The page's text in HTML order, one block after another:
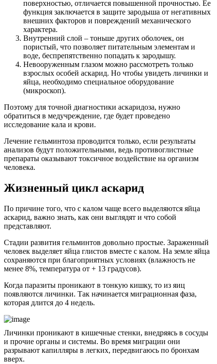
поверхностью, отличается повышенной прочностью. Ее
функция заключается в защите зародыша от негативных
внешних факторов и повреждений механического
характера.
Внутренний слой – тоньше других оболочек, он
пористый, что позволяет питательным элементам и
воде, беспрепятственно попадать к зародышу.
Невооруженным глазом можно рассмотреть только
взрослых особей аскарид. Но чтобы увидеть личинки и
яйца, необходимо специальное оборудование
(микроскоп).
Поэтому для точной диагностики аскаридоза, нужно
обратиться в медучреждение, где будет проведено
исследование кала и крови.
Лечение гельминтоза проводится только, если результаты
анализов будут положительными, ведь противоглистные
препараты оказывают токсичное воздействие на организм
человека.
Жизненный цикл аскарид
По причине того, что с калом чаще всего выделяются яйца
аскарид, важно знать, как они выглядят и что собой
представляют.
Стадии развития гельминтов довольно простые. Зараженный
человек выделяет яйца глистов вместе с калом. На земле яйца
сохраняются при благоприятных условиях (влажность не
менее 8%, температура от + 13 градусов).
Когда паразиты проникают в тонкую кишку, то из яиц
появляются личинки. Так начинается миграционная фаза,
которая длится до 4 недель.
Личинки проникают в кишечные стенки, внедряясь в сосуды
и прочие органы и системы. Во время миграции они
разрывают капилляры в легких, передвигаюсь по бронхам
вверх.